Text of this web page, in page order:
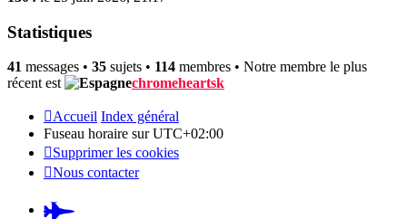
Statistiques
41 messages • 35 sujets • 114 membres • Notre membre le plus
récent est
chromeheartsk
Accueil Index général
Fuseau horaire surUTC+02:00
Supprimer les cookies
Nous contacter
Pardus.at